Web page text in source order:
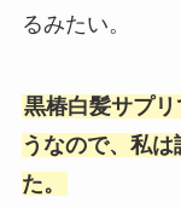
るみたい。
黒椿白髪サプ
うなので、私
た。